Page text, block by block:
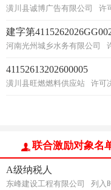
潢川县诚博广告有限公司 许
建字第
河南光州城乡水务有限公司
41152613202600005
潢川县旺燃燃料供应站 许可
联合激励对象名
A级纳税人
东峰建设工程有限公司 列入